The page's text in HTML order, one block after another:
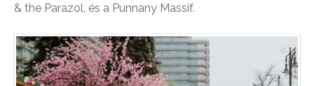
& the Parazol, és a Punnany Massif.